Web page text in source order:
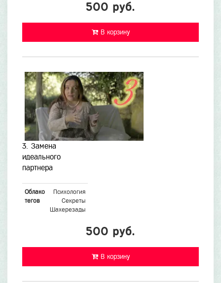
500 руб.
В корзину
3. Замена
идеального
партнера
Облако
тегов
Психология
Секреты
Шахерезады
500 руб.
В корзину